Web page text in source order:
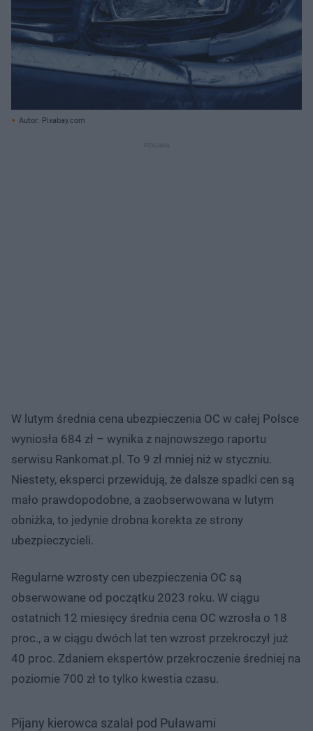
Autor: Pixabay.com
W lutym średnia cena ubezpieczenia OC w całej Polsce
wyniosła 684 zł – wynika z najnowszego raportu
serwisu Rankomat.pl. To 9 zł mniej niż w styczniu.
Niestety, eksperci przewidują, że dalsze spadki cen są
mało prawdopodobne, a zaobserwowana w lutym
obniżka, to jedynie drobna korekta ze strony
ubezpieczycieli.
Regularne wzrosty cen ubezpieczenia OC są
obserwowane od początku 2023 roku. W ciągu
ostatnich 12 miesięcy średnia cena OC wzrosła o 18
proc., a w ciągu dwóch lat ten wzrost przekroczył już
40 proc. Zdaniem ekspertów przekroczenie średniej na
poziomie 700 zł to tylko kwestia czasu.
Pijany kierowca szalał pod Puławami